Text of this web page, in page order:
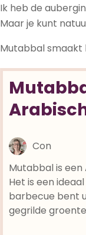
Ik heb de
Maar je kunt
Mutabbal smaakt
Con
Mutabbal is
Het is een
barbecue bent
gegrilde